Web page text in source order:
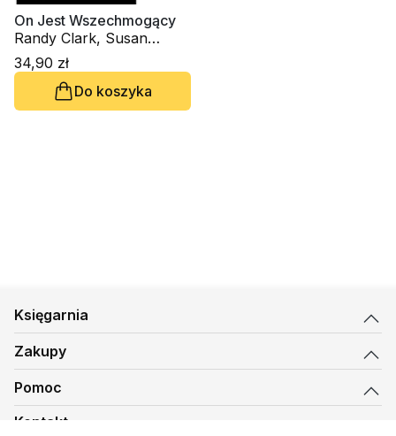
On Jest Wszechmogący
Randy Clark, Susan
Thompson
34,90 zł
Do koszyka
Księgarnia
Zakupy
Pomoc
Kontakt